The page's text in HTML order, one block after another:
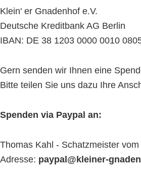
Klein' er Gnadenhof e.V.
Deutsche Kreditbank AG Berlin
IBAN: DE 38 1203 0000 0010
Gern senden wir Ihnen eine
Bitte teilen Sie uns dazu Ihre
Spenden via Paypal an:
Thomas Kahl - Schatzmeister vom
Adresse: paypal@kleiner-